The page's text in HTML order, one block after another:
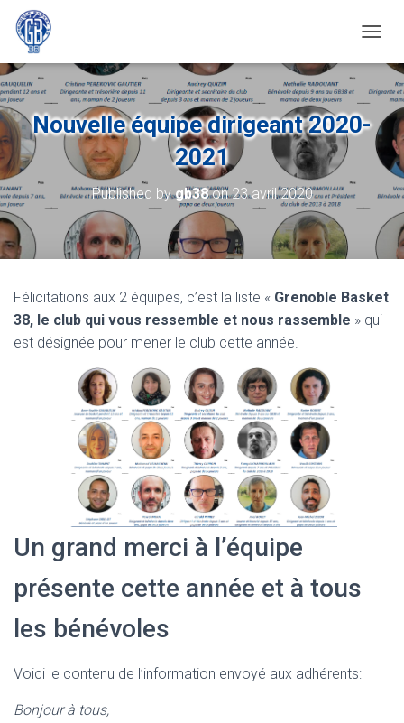
Nouvelle équipe dirigeant 2020-
2021
Published bygb38on23 avril 2020
Félicitations aux 2 équipes, c’est la liste « Grenoble Basket
38, le club qui vous ressemble et nous rassemble » qui
est désignée pour mener le club cette année.
Un grand merci à l’équipe
présente cette année et à tous
les bénévoles
Voici le contenu de l’information envoyé aux adhérents:
Bonjour à tous,